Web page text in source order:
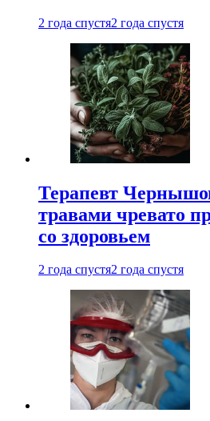
2 года спустя2 года спустя
Терапевт
травами чревато
со здоровьем
2 года спустя2 года спустя